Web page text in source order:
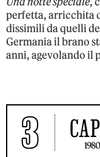
perfetta, arricchita
dissimili da quelli
Germania il brano
anni, agevolando il
3 1980